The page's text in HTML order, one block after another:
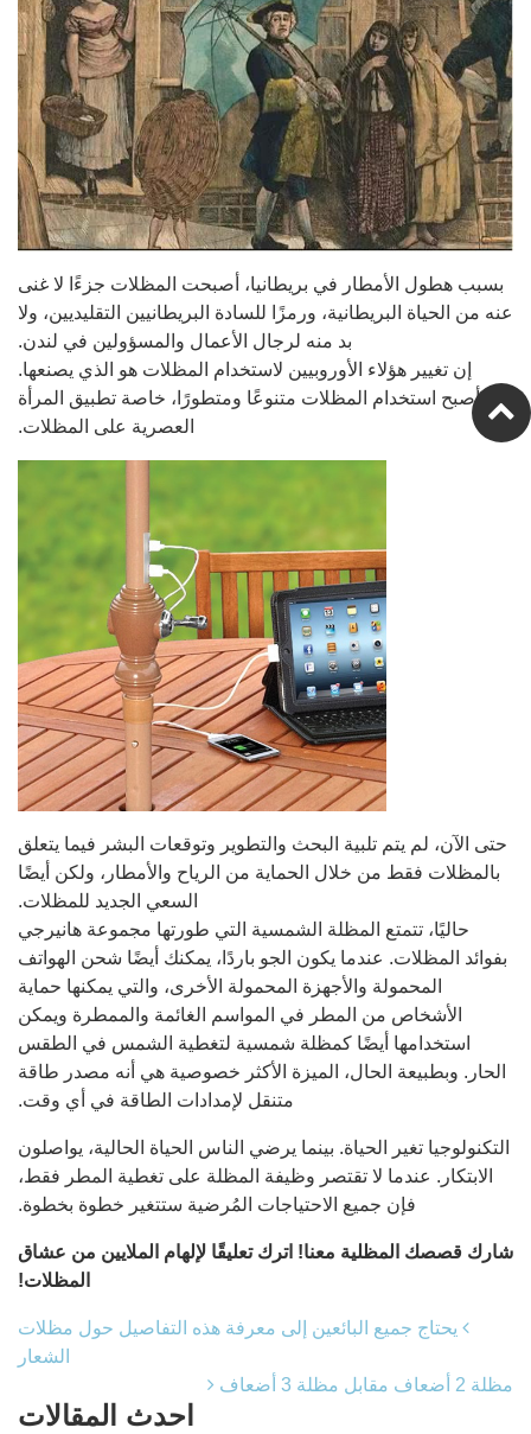
بسبب هطول الأمطار في بريطانيا، أصبحت المظلات جزءًا لا غنى
عنه من الحياة البريطانية، ورمزًا للسادة البريطانيين التقليديين، ولا
بد منه لرجال الأعمال والمسؤولين في لندن.
إن تغيير هؤلاء الأوروبيين لاستخدام المظلات هو الذي يصنعها.
أصبح استخدام المظلات متنوعًا ومتطورًا، خاصة تطبيق المرأة
العصرية على المظلات.
حتى الآن، لم يتم تلبية البحث والتطوير وتوقعات البشر فيما يتعلق
بالمظلات فقط من خلال الحماية من الرياح والأمطار، ولكن أيضًا
السعي الجديد للمظلات.
حاليًا، تتمتع المظلة الشمسية التي طورتها مجموعة هانيرجي
بفوائد المظلات. عندما يكون الجو باردًا، يمكنك أيضًا شحن الهواتف
المحمولة والأجهزة المحمولة الأخرى، والتي يمكنها حماية
الأشخاص من المطر في المواسم الغائمة والممطرة ويمكن
استخدامها أيضًا كمظلة شمسية لتغطية الشمس في الطقس
الحار. وبطبيعة الحال، الميزة الأكثر خصوصية هي أنه مصدر طاقة
متنقل لإمدادات الطاقة في أي وقت.
التكنولوجيا تغير الحياة. بينما يرضي الناس الحياة الحالية، يواصلون
الابتكار. عندما لا تقتصر وظيفة المظلة على تغطية المطر فقط،
فإن جميع الاحتياجات المُرضية ستتغير خطوة بخطوة.
شارك قصصك المظلية معنا! اترك تعليقًا لإلهام الملايين من عشاق
المظلات!
آخر الملاحة
يحتاج جميع البائعين إلى معرفة هذه التفاصيل حول مظلات
الشعار
مظلة 2 أضعاف مقابل مظلة 3 أضعاف
احدث المقالات